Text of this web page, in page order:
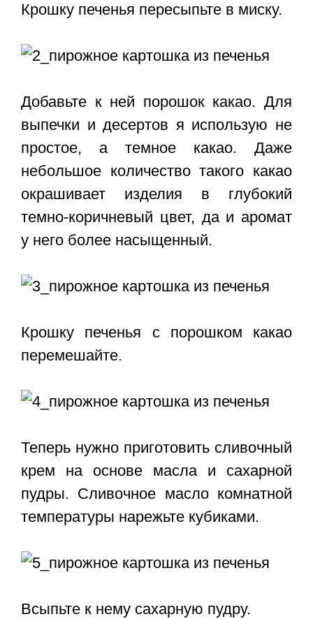
Крошку печенья пересыпьте в миску.
Добавьте к ней порошок какао. Для
выпечки и десертов я использую не
простое, а темное какао. Даже
небольшое количество такого какао
окрашивает изделия в глубокий
темно-коричневый цвет, да и аромат
у него более насыщенный.
Крошку печенья с порошком какао
перемешайте.
Теперь нужно приготовить сливочный
крем на основе масла и сахарной
пудры. Сливочное масло комнатной
температуры нарежьте кубиками.
Всыпьте к нему сахарную пудру.